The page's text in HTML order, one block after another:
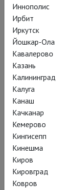
к «Темным
противостоит
Магистериум,
частички души,
центре
злых сил два
Поделиться:
Иннополис
Ирбит
Иркутск
Йошкар-Ола
Кавалерово
Казань
Калининград
Калуга
Канаш
Качканар
Кемерово
Кингисепп
Кинешма
Киров
Кировград
Ковров